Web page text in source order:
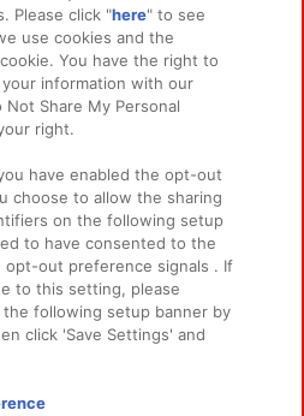
ビリティ サイトポリシー
ェブアクセシビリティ方針と検証結果
針 よくあるご質問・お問い合わせ
Amusement Inc.
Amusement Lab Inc.
Please click "here" to see
use cookies and the
You have the right to
information with our
Share My Personal
right.
have enabled the opt-out
choose to allow the sharing
on the following setup
to have consented to the
opt-out preference signals . If
to this setting, please
following setup banner by
click 'Save Settings' and